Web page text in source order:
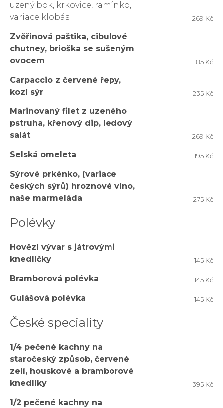
uzený bok, krkovice, ramínko,
variace klobás
269 Kč
Zvěřinová paštika, cibulové
chutney, brioška se sušeným
ovocem
185 Kč
Carpaccio z červené řepy,
kozí sýr
235 Kč
Marinovaný filet z uzeného
pstruha, křenový dip, ledový
salát
269 Kč
Selská omeleta 195 Kč
Sýrové prkénko, (variace
českých sýrů) hroznové víno,
naše marmeláda
275 Kč
Polévky
Hovězí vývar s játrovými
knedlíčky
145 Kč
Bramborová polévka 145 Kč
Gulášová polévka 145 Kč
České speciality
1/4 pečené kachny na
staročeský způsob, červené
zelí, houskové a bramborové
knedlíky
395 Kč
1/2 pečené kachny na